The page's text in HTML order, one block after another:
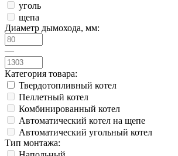
уголь
щепа
Диаметр дымохода, мм:
—
Категория товара:
Твердотопливный котел
Пеллетный котел
Комбинированный котел
Автоматический котел на щепе
Автоматический угольный котел
Тип монтажа: